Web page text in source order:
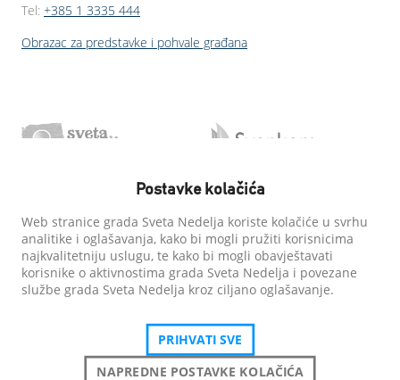
Tel: +385 1 3335 444
Obrazac za predstavke i pohvale građana
Postavke kolačića
Web stranice grada Sveta Nedelja koriste kolačiće u svrhu
analitike i oglašavanja, kako bi mogli pružiti korisnicima
najkvalitetniju uslugu, te kako bi mogli obavještavati
korisnike o aktivnostima grada Sveta Nedelja i povezane
službe grada Sveta Nedelja kroz ciljano oglašavanje.
PRIHVATI SVE
NAPREDNE POSTAVKE KOLAČIĆA